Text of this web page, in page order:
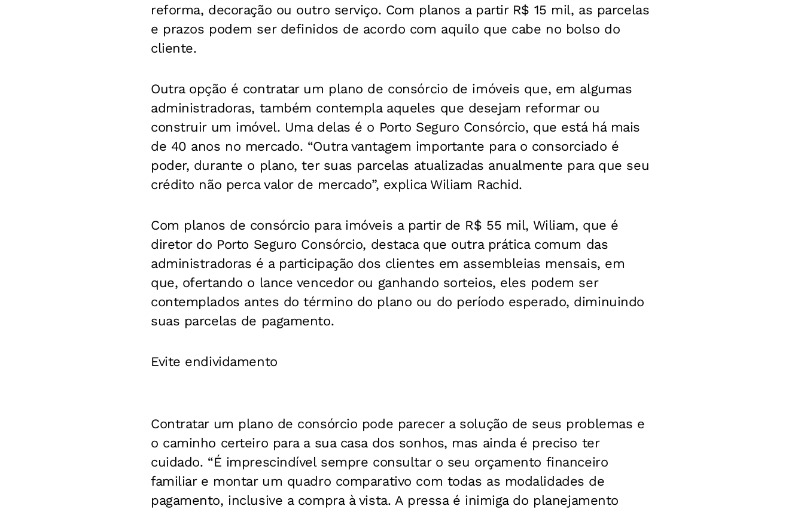
reforma, decoração ou outro serviço. Com planos a partir R$ 15 mil, as parcelas
e prazos podem ser definidos de acordo com aquilo que cabe no bolso do
cliente.
Outra opção é contratar um plano de consórcio de imóveis que, em algumas
administradoras, também contempla aqueles que desejam reformar ou
construir um imóvel. Uma delas é o Porto Seguro Consórcio, que está há mais
de 40 anos no mercado. “Outra vantagem importante para o consorciado é
poder, durante o plano, ter suas parcelas atualizadas anualmente para que seu
crédito não perca valor de mercado”, explica Wiliam Rachid.
Com planos de consórcio para imóveis a partir de R$ 55 mil, Wiliam, que é
diretor do Porto Seguro Consórcio, destaca que outra prática comum das
administradoras é a participação dos clientes em assembleias mensais, em
que, ofertando o lance vencedor ou ganhando sorteios, eles podem ser
contemplados antes do término do plano ou do período esperado, diminuindo
suas parcelas de pagamento.
Evite endividamento
Contratar um plano de consórcio pode parecer a solução de seus problemas e
o caminho certeiro para a sua casa dos sonhos, mas ainda é preciso ter
cuidado. “É imprescindível sempre consultar o seu orçamento financeiro
familiar e montar um quadro comparativo com todas as modalidades de
pagamento, inclusive a compra à vista. A pressa é inimiga do planejamento